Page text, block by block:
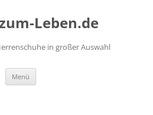
Leben.de
in großer Auswahl
Menü